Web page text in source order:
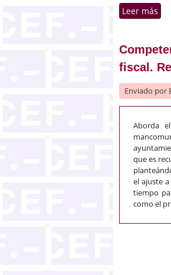
Leer más
fiscal.
Enviado por
Aborda
que es
el ajuste
tiempo
como el